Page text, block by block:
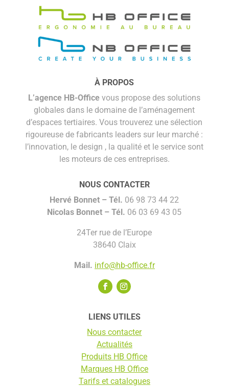
À PROPOS
L’agence HB-Office vous propose des solutions
globales dans le domaine de l’aménagement
d’espaces tertiaires. Vous trouverez une sélection
rigoureuse de fabricants leaders sur leur marché :
l’innovation, le design , la qualité et le service sont
les moteurs de ces entreprises.
NOUS CONTACTER
Hervé Bonnet –Tél. 06 98 73 44 22
Nicolas Bonnet – Tél. 06 03 69 43 05
24Ter rue de l’Europe
38640 Claix
Mail. info@hb-office.fr
LIENS UTILES
Nous contacter
Actualités
Produits HB Office
Marques HB Office
Tarifs et catalogues